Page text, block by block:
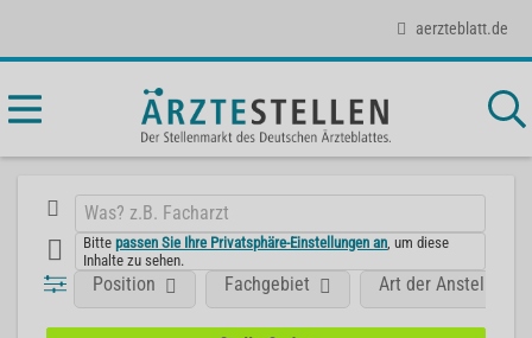
aerzteblatt.de
Bittepassen Sie Ihre Privatsphäre-Einstellungen an , um diese
Inhalte zu sehen.
Position Fachgebiet Art der Anstellung